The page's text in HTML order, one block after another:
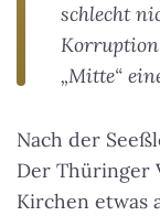
schlecht
„Mitte“
Nach der
Der Thüringer
Kirchen etwas